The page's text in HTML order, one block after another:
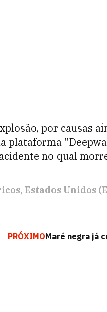
por causas
plataforma
no qual
Estados Unidos
PRÓXIMOMaré negra já